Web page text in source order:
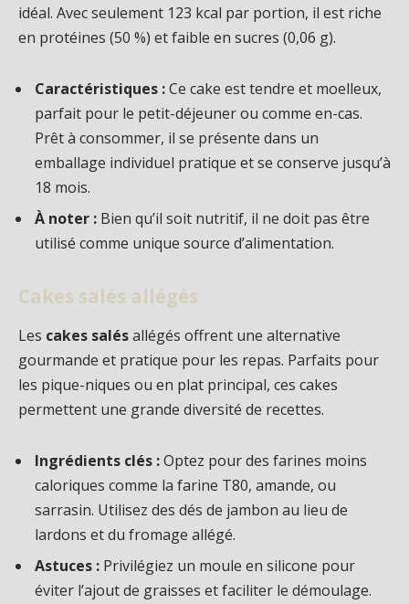
idéal. Avec seulement 123 kcal par portion, il est riche
en protéines (50 %) et faible en sucres (0,06 g).
Caractéristiques :Ce cake est tendre et moelleux,
parfait pour le petit-déjeuner ou comme en-cas.
Prêt à consommer, il se présente dans un
emballage individuel pratique et se conserve jusqu’à
18 mois.
À noter : Bien qu’il soit nutritif, il ne doit pas être
utilisé comme unique source d’alimentation.
Cakes salés allégés
Les cakes salésallégés offrent une alternative
gourmande et pratique pour les repas. Parfaits pour
les pique-niques ou en plat principal, ces cakes
permettent une grande diversité de recettes.
Ingrédients clés :Optez pour des farines moins
caloriques comme la farine T80, amande, ou
sarrasin. Utilisez des dés de jambon au lieu de
lardons et du fromage allégé.
Astuces : Privilégiez un moule en silicone pour
éviter l’ajout de graisses et faciliter le démoulage.